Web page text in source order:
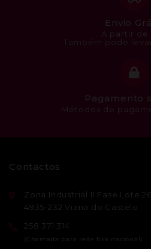
Envio
A partir de
Também pode
Pagamento
Métodos de
Contactos
Zona Industrial II Fase Lote 26,
4935-232 Viana do Castelo
258 371 314